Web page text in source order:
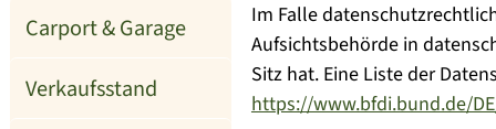
Carport & Garage
Verkaufsstand
Im Falle
Aufsichtsbehörde in
Sitz hat. Eine Liste der
https://www.bfdi.bund.de/